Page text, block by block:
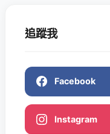
追蹤我
Facebook
Instagram